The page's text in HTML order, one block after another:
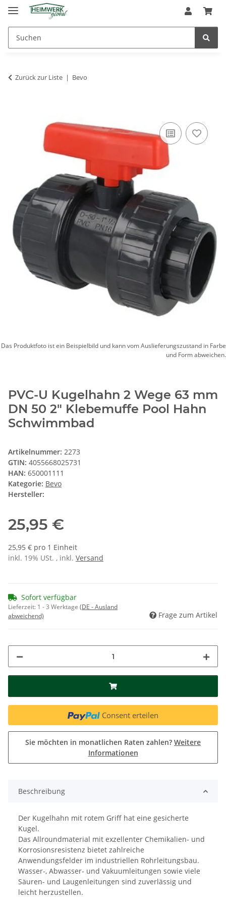
Zurück zur Liste Bevo
Das Produktfoto ist ein Beispielbild und kann vom Auslieferungszustand in Farbe
und Form abweichen.
PVC-U Kugelhahn 2 Wege 63 mm
DN 50 2" Klebemuffe Pool Hahn
Schwimmbad
Artikelnummer: 2273
GTIN: 4055668025731
HAN: 650001111
Kategorie: Bevo
Hersteller:
25,95 €
25,95 € pro 1 Einheit
inkl. 19% USt. , inkl. Versand
Sofort verfügbar
Lieferzeit: 1 - 3 Werktage (DE - Ausland
abweichend)
Frage zum Artikel
Consent erteilen
Sie möchten in monatlichen Raten zahlen? Weitere
Informationen
Beschreibung
Der Kugelhahn mit rotem Griff hat eine gesicherte
Kugel.
Das Allroundmaterial mit exzellenter Chemikalien- und
Korrosionsresistenz bietet zahlreiche
Anwendungsfelder im industriellen Rohrleitungsbau.
Wasser-, Abwasser- und Vakuumleitungen sowie viele
Säuren- und Laugenleitungen sind zuverlässig und
leicht herzustellen.